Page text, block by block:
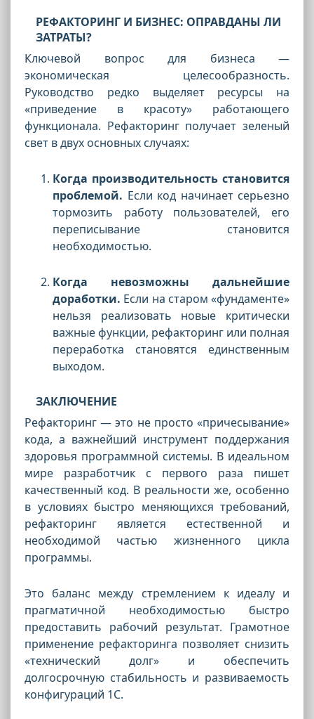
РЕФАКТОРИНГ И БИЗНЕС: ОПРАВДАНЫ ЛИ
ЗАТРАТЫ?
Ключевой вопрос для бизнеса —
экономическая целесообразность.
Руководство редко выделяет ресурсы на
«приведение в красоту» работающего
функционала. Рефакторинг получает зеленый
свет в двух основных случаях:
Когда производительность становится
проблемой. Если код начинает серьезно
тормозить работу пользователей, его
переписывание становится
необходимостью.
Когда невозможны дальнейшие
доработки. Если на старом «фундаменте»
нельзя реализовать новые критически
важные функции, рефакторинг или полная
переработка становятся единственным
выходом.
ЗАКЛЮЧЕНИЕ
Рефакторинг — это не просто «причесывание»
кода, а важнейший инструмент поддержания
здоровья программной системы. В идеальном
мире разработчик с первого раза пишет
качественный код. В реальности же, особенно
в условиях быстро меняющихся требований,
рефакторинг является естественной и
необходимой частью жизненного цикла
программы.
Это баланс между стремлением к идеалу и
прагматичной необходимостью быстро
предоставить рабочий результат. Грамотное
применение рефакторинга позволяет снизить
«технический долг» и обеспечить
долгосрочную стабильность и развиваемость
конфигураций 1С.